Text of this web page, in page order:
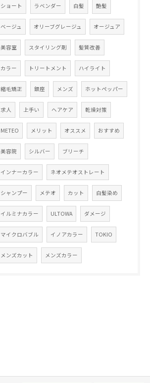
ショート ラベンダー 白髪 艶髪
ベージュ オリーブグレージュ オージュア
美容室 スタイリング剤 髪質改善
カラー トリートメント ハイライト
縮毛矯正 銀座 メンズ ホットペッパー
求人 上手い ヘアケア 乾燥対策
METEO メリット オススメ おすすめ
美容院 シルバー ブリーチ
インナーカラー ネオメテオストレート
シャンプー メテオ カット 白髪染め
イルミナカラー ULTOWA ダメージ
マイクロバブル イノアカラー TOKIO
メンズカット メンズカラー